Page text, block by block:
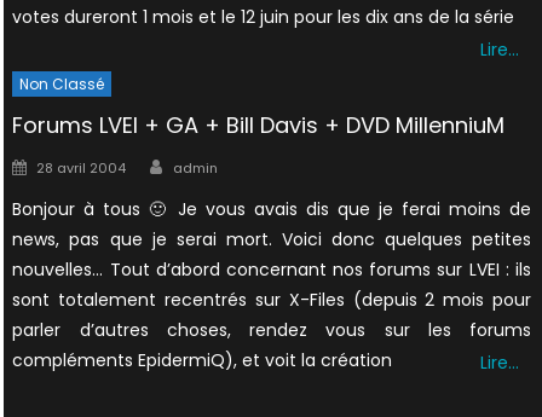
votes dureront 1 mois et le 12 juin pour les dix ans de la série
Lire…
Non Classé
Forums LVEI + GA + Bill Davis + DVD MillenniuM
Posted
28 avril 2004 Author
admin
Bonjour à tous 🙂 Je vous avais dis que je ferai moins de
news, pas que je serai mort. Voici donc quelques petites
nouvelles… Tout d’abord concernant nos forums sur LVEI : ils
sont totalement recentrés sur X-Files (depuis 2 mois pour
parler d’autres choses, rendez vous sur les forums
compléments EpidermiQ), et voit la création
Lire…